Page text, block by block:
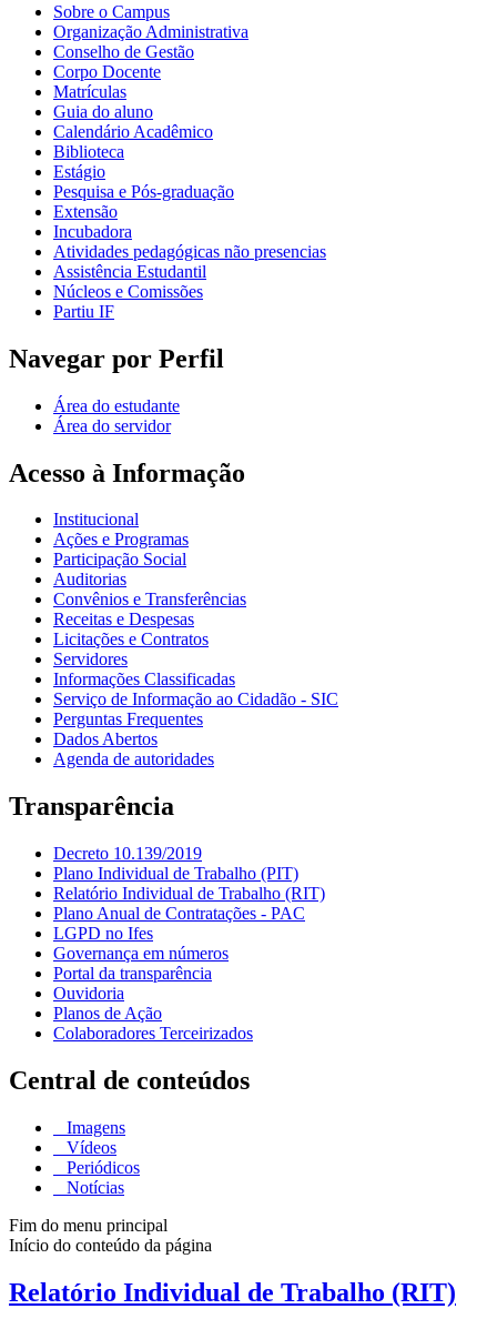
Sobre o Campus
Organização Administrativa
Conselho de Gestão
Corpo Docente
Matrículas
Guia do aluno
Calendário Acadêmico
Biblioteca
Estágio
Pesquisa e Pós-graduação
Extensão
Incubadora
Atividades pedagógicas não presencias
Assistência Estudantil
Núcleos e Comissões
Partiu IF
Navegar por Perfil
Área do estudante
Área do servidor
Acesso à Informação
Institucional
Ações e Programas
Participação Social
Auditorias
Convênios e Transferências
Receitas e Despesas
Licitações e Contratos
Servidores
Informações Classificadas
Serviço de Informação ao Cidadão - SIC
Perguntas Frequentes
Dados Abertos
Agenda de autoridades
Transparência
Decreto 10.139/2019
Plano Individual de Trabalho (PIT)
Relatório Individual de Trabalho (RIT)
Plano Anual de Contratações - PAC
LGPD no Ifes
Governança em números
Portal da transparência
Ouvidoria
Planos de Ação
Colaboradores Terceirizados
Central de conteúdos
Imagens
Vídeos
Periódicos
Notícias
Fim do menu principal
Início do conteúdo da página
Relatório Individual de Trabalho (RIT)